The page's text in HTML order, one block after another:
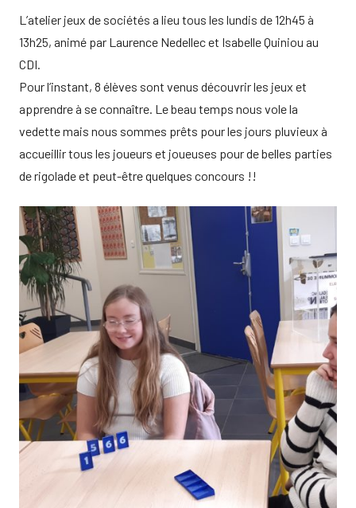
L’atelier jeux de sociétés a lieu tous les lundis de 12h45 à
13h25, animé par Laurence Nedellec et Isabelle Quiniou au
CDI.
Pour l’instant, 8 élèves sont venus découvrir les jeux et
apprendre à se connaître. Le beau temps nous vole la
vedette mais nous sommes prêts pour les jours pluvieux à
accueillir tous les joueurs et joueuses pour de belles parties
de rigolade et peut-être quelques concours !!